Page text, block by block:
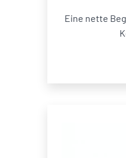
Eine nette